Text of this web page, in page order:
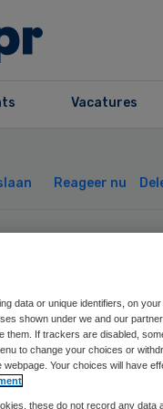
Vacatures
Reageer nu
data or unique identifiers, on your
shown under we and our
them. If trackers are disabled,
to change your choices or
Your choices will have
these do not record any data